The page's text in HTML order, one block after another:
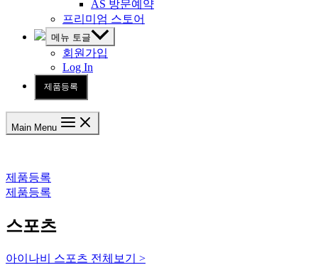
AS 방문예약
프리미엄 스토어
메뉴 토글
회원가입
Log In
제품등록
Main Menu
제품등록
제품등록
스포츠
아이나비 스포츠 전체보기 >